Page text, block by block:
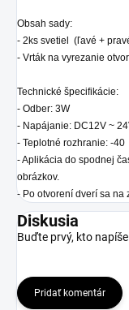
Obsah sady:
- 2ks svetiel (ľavé +
- Vrták na vyrezanie
Technické špecifikácie:
- Odber: 3W
- Napájanie: DC12V ~
- Teplotné rozhranie: -40
- Aplikácia do spodnej
obrázkov.
- Po otvorení dverí sa na
Diskusia
Buďte prvý, kto
Pridať komentár